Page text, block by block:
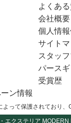
ン情報
よくあ
会社概要
個人情
サイト
スタッ
パース
受賞歴
よって保護されており、
エクステリア MODERN